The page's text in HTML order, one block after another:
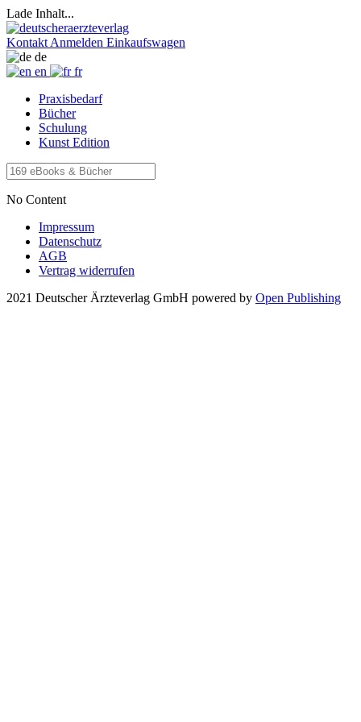
Lade Inhalt...
Kontakt Anmelden Einkaufswagen
de
en
fr
Praxisbedarf
Bücher
Schulung
Kunst Edition
No Content
Impressum
Datenschutz
AGB
Vertrag widerrufen
2021 Deutscher Ärzteverlag GmbH powered by Open Publishing